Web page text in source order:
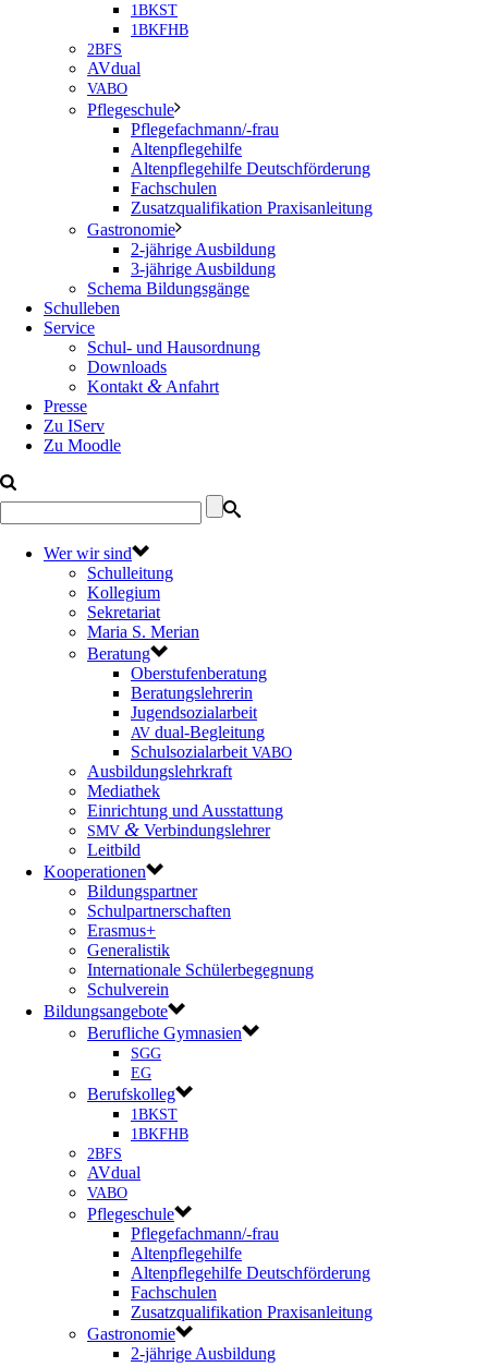
1BKST
1BKFHB
2BFS
AVdual
VABO
Pflegeschule
Pflegefachmann/-frau
Altenpflegehilfe
Altenpflegehilfe Deutschförderung
Fachschulen
Zusatzqualifikation Praxisanleitung
Gastronomie
2-jährige Ausbildung
3-jährige Ausbildung
Schema Bildungsgänge
Schulleben
Service
Schul- und Hausordnung
Downloads
Kontakt & Anfahrt
Presse
Zu IServ
Zu Moodle
Wer wir sind
Schulleitung
Kollegium
Sekretariat
Maria S. Merian
Beratung
Oberstufenberatung
Beratungslehrerin
Jugendsozialarbeit
AV dual-Begleitung
Schulsozialarbeit VABO
Ausbildungslehrkraft
Mediathek
Einrichtung und Ausstattung
SMV & Verbindungslehrer
Leitbild
Kooperationen
Bildungspartner
Schulpartnerschaften
Erasmus+
Generalistik
Internationale Schülerbegegnung
Schulverein
Bildungsangebote
Berufliche Gymnasien
SGG
EG
Berufskolleg
1BKST
1BKFHB
2BFS
AVdual
VABO
Pflegeschule
Pflegefachmann/-frau
Altenpflegehilfe
Altenpflegehilfe Deutschförderung
Fachschulen
Zusatzqualifikation Praxisanleitung
Gastronomie
2-jährige Ausbildung